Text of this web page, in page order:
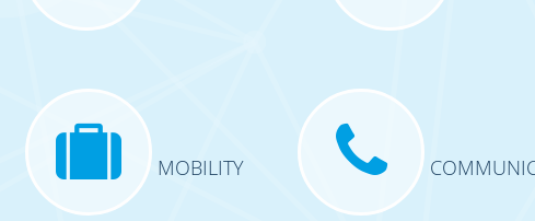
MOBILITY